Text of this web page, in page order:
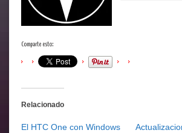
Comparte esto:
Relacionado
El HTC One con Windows